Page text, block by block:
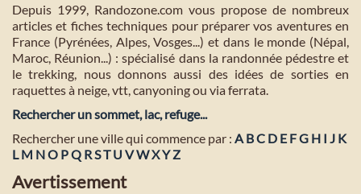
Depuis 1999, Randozone.com vous propose de nombreux
articles et fiches techniques pour préparer vos aventures en
France (Pyrénées, Alpes, Vosges...) et dans le monde (Népal,
Maroc, Réunion...) : spécialisé dans la randonnée pédestre et
le trekking, nous donnons aussi des idées de sorties en
raquettes à neige, vtt, canyoning ou via ferrata.
Rechercher un sommet, lac, refuge...
Rechercher une ville qui commence par : A BC D E FG H I J K
L M NO PQ RST U VWXYZ
Avertissement